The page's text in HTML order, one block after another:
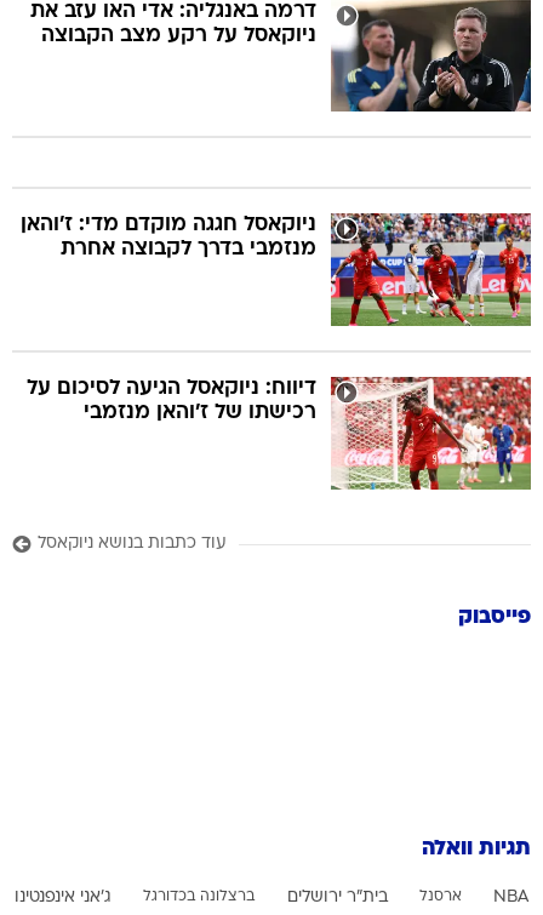
דרמה באנגליה: אדי האו עזב את
ניוקאסל על רקע מצב הקבוצה
ניוקאסל חגגה מוקדם מדי: ז'והאן
מנזמבי בדרך לקבוצה אחרת
דיווח: ניוקאסל הגיעה לסיכום על
רכישתו של ז'והאן מנזמבי
עוד כתבות בנושא ניוקאסל
פייסבוק
תגיות וואלה
NBA ארסנל בית"ר ירושלים ברצלונה בכדורגל ג'אני אינפנטינו